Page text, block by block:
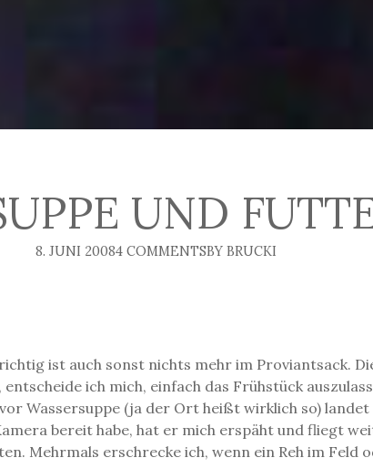
UND
8. JUNI 20084 COMMENTSBY BRUCKI
ist auch sonst nichts mehr im Proviantsack.
ich mich, einfach das Frühstück
Wassersuppe (ja der Ort heißt wirklich so)
bereit habe, hat er mich erspäht und fliegt
Mehrmals erschrecke ich, wenn ein Reh im